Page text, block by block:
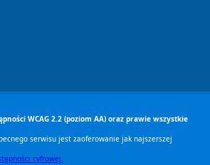
WCAG 2.2 (poziom AA) oraz prawie wszystkie
serwisu jest zaoferowanie jak najszerszej
cyfrowej.